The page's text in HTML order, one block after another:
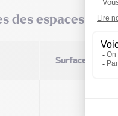
des espaces
Surface